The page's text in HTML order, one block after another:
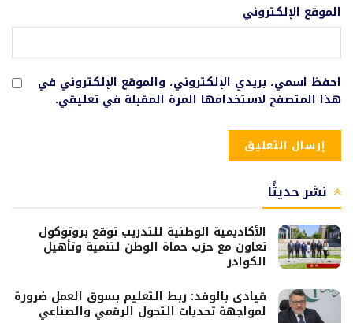
الموقع الإلكتروني
احفظ اسمي، بريدي الإلكتروني، والموقع الإلكتروني في
هذا المتصفح لاستخدامها المرة المقبلة في تعليقي.
نشر حديثًا
الأكاديمية الوطنية للتدريب توقع بروتوكول
تعاون مع حزب حماة الوطن لتنمية وتأهيل
الكوادر
قيادى بالوفد: ربط التعليم بسوق العمل ضرورة
لمواجهة تحديات التحول الرقمي والصناعي